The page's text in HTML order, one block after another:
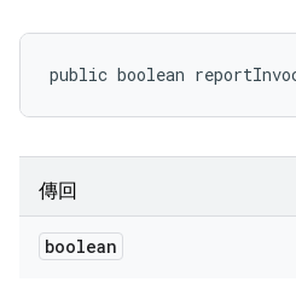
public boolean
傳回
boolean